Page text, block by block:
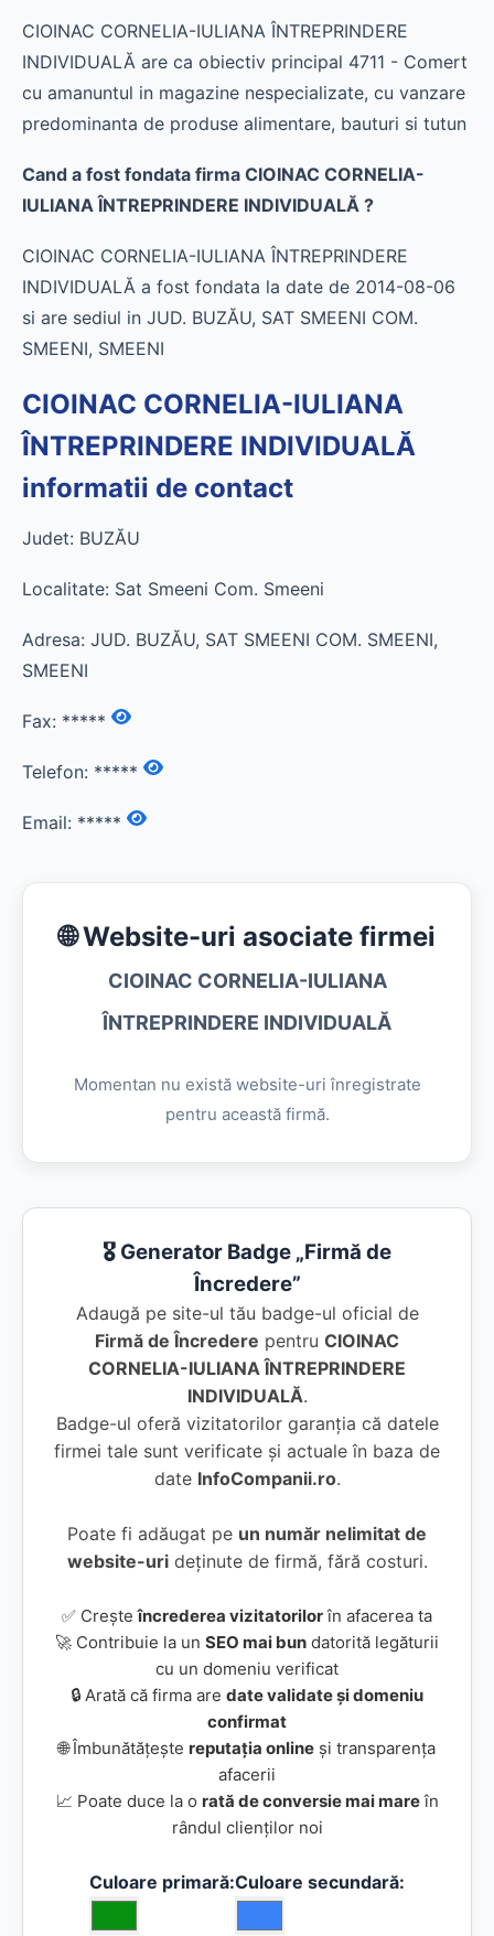
CIOINAC CORNELIA-IULIANA ÎNTREPRINDERE
INDIVIDUALĂ are ca obiectiv principal 4711 - Comert
cu amanuntul in magazine nespecializate, cu vanzare
predominanta de produse alimentare, bauturi si tutun
Cand a fost fondata firma CIOINAC CORNELIA-
IULIANA ÎNTREPRINDERE INDIVIDUALĂ ?
CIOINAC CORNELIA-IULIANA ÎNTREPRINDERE
INDIVIDUALĂ a fost fondata la date de 2014-08-06
si are sediul in JUD. BUZĂU, SAT SMEENI COM.
SMEENI, SMEENI
CIOINAC CORNELIA-IULIANA
ÎNTREPRINDERE INDIVIDUALĂ
informatii de contact
Judet: BUZĂU
Localitate: Sat Smeeni Com. Smeeni
Adresa: JUD. BUZĂU, SAT SMEENI COM. SMEENI,
SMEENI
Fax: *****
Telefon: *****
Email: *****
🌐 Website-uri asociate firmei
CIOINAC CORNELIA-IULIANA
ÎNTREPRINDERE INDIVIDUALĂ
Momentan nu există website-uri înregistrate
pentru această firmă.
🎖️ Generator Badge „Firmă de
Încredere”
Adaugă pe site-ul tău badge-ul oficial de
Firmă de Încredere pentru CIOINAC
CORNELIA-IULIANA ÎNTREPRINDERE
INDIVIDUALĂ.
Badge-ul oferă vizitatorilor garanția că datele
firmei tale sunt verificate și actuale în baza de
date InfoCompanii.ro.
Poate fi adăugat pe un număr nelimitat de
website-urideținute de firmă, fără costuri.
✅ Creșteîncrederea vizitatorilorîn afacerea ta
🚀 Contribuie la un SEO mai bun datorită legăturii
cu un domeniu verificat
🔒 Arată că firma are date validate și domeniu
confirmat
🌐 Îmbunătățește reputația online și transparența
afacerii
📈 Poate duce la o rată de conversie mai mareîn
rândul clienților noi
Culoare primară:Culoare secundară: